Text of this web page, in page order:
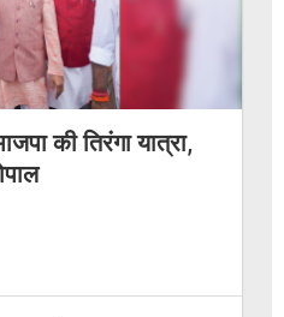
की तिरंगा यात्रा,